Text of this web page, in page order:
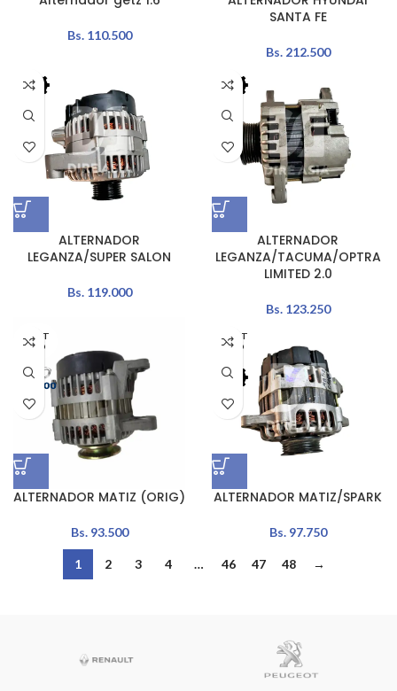
Bs.110.500
SANTA FE
Bs.212.500
ALTERNADOR
LEGANZA/SUPER SALON
Bs.119.000
ALTERNADOR
LEGANZA/TACUMA/OPTRA
LIMITED 2.0
Bs.123.250
AGOT
ADO
ALTERNADOR MATIZ (ORIG)
Bs.93.500
AGOT
ADO
ALTERNADOR MATIZ/SPARK
Bs.97.750
1 2 3 4 … 46 47 48 →